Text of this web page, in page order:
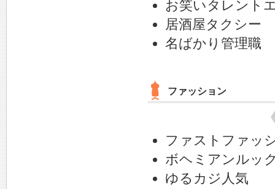
お笑いタレント
居酒屋タクシー
名ばかり管理職
ファッション
ファストファッ
ボヘミアンルッ
ゆるカジ人気